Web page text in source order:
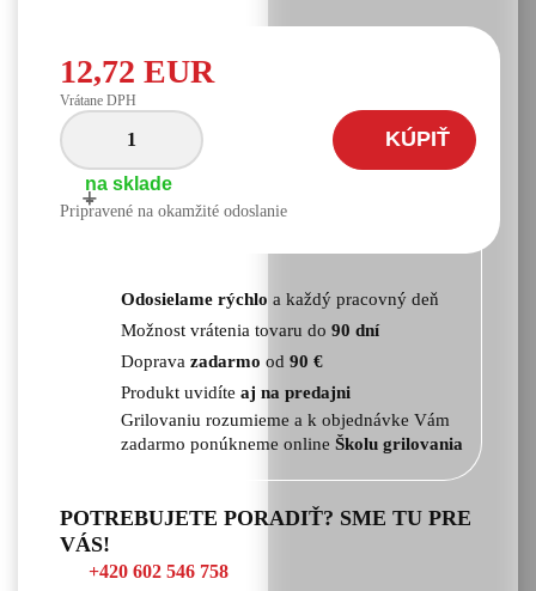
12,72 EUR
Vrátane DPH
-
+
KÚPIŤ
na sklade
Pripravené na okamžité odoslanie
Odosielame rýchlo a každý pracovný deň
Možnost vrátenia tovaru do 90 dní
Doprava zadarmo od 90 €
Produkt uvidíte aj na predajni
Grilovaniu rozumieme a k objednávke Vám
zadarmo ponúkneme online Školu grilovania
POTREBUJETE PORADIŤ? SME TU PRE
VÁS!
+420 602 546 758